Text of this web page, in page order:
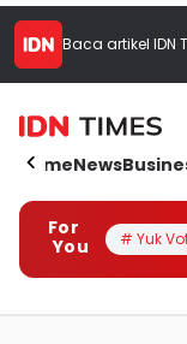
Baca artikel IDN
HomeNews
For
You
# Yuk